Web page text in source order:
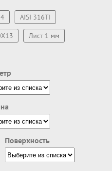
AISI 316TI
Лист 1 мм
Поверхность